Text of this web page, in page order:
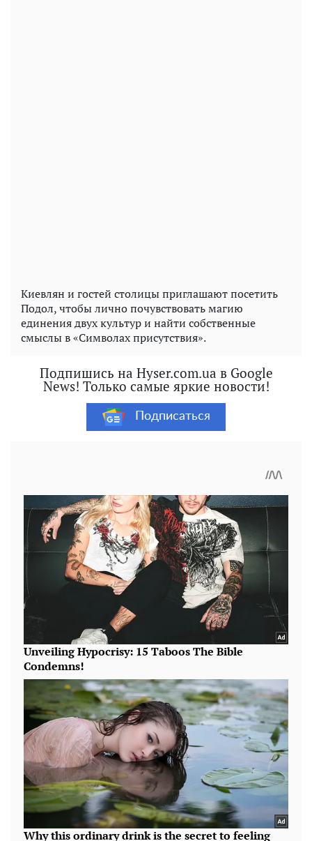
Киевлян и гостей столицы приглашают посетить
Подол, чтобы лично почувствовать магию
единения двух культур и найти собственные
смыслы в «Символах присутствия».
Подпишись на Hyser.com.ua в Google
News! Только самые яркие новости!
Подписаться